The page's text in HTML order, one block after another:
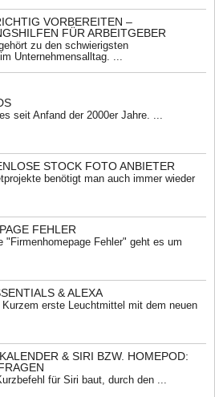
VORBEREITEN –
FÜR ARBEITGEBER
zu den schwierigsten
Unternehmensalltag. ...
seit Anfand der 2000er Jahre. ...
STOCK FOTO ANBIETER
benötigt man auch immer wieder
FEHLER
"Firmenhomepage Fehler" geht es um
& ALEXA
Kurzem erste Leuchtmittel mit dem neuen
& SIRI BZW. HOMEPOD:
für Siri baut, durch den ...